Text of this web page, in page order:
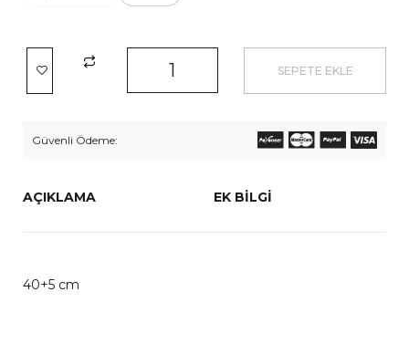
SEPETE EKLE
Güvenli Ödeme:
AÇIKLAMA EK BILGI
40+5 cm